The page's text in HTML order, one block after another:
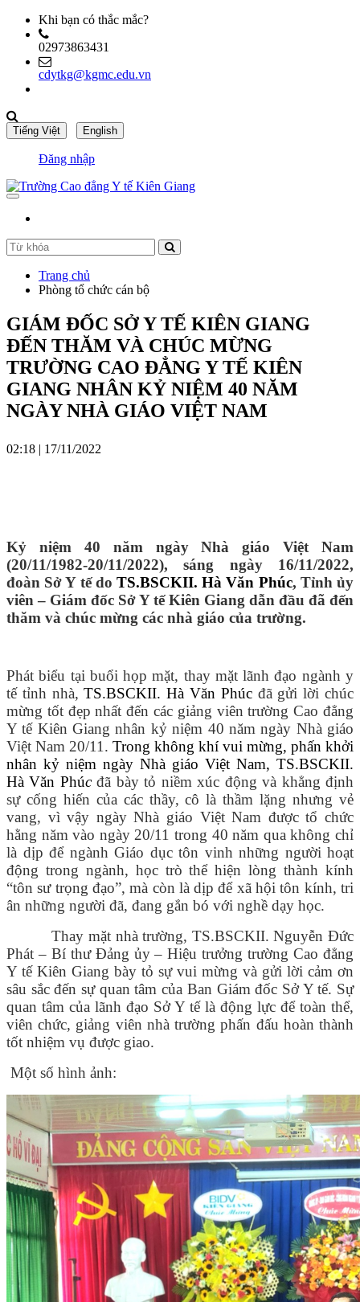
Khi bạn có thắc mắc?
02973863431
cdytkg@kgmc.edu.vn
Đăng nhập
Trang chủ
Phòng tổ chức cán bộ
GIÁM ĐỐC SỞ Y TẾ KIÊN GIANG
ĐẾN THĂM VÀ CHÚC MỪNG
TRƯỜNG CAO ĐẲNG Y TẾ KIÊN
GIANG NHÂN KỶ NIỆM 40 NĂM
NGÀY NHÀ GIÁO VIỆT NAM
02:18 | 17/11/2022
Kỷ niệm 40 năm ngày Nhà giáo Việt Nam
(20/11/1982-20/11/2022), sáng ngày 16/11/2022,
đoàn Sở Y tế do TS.BSCKII. Hà Văn Phúc, Tỉnh ủy
viên – Giám đốc Sở Y tế Kiên Giang dẫn đầu đã đến
thăm và chúc mừng các nhà giáo của trường.
Phát biểu tại buổi họp mặt, thay mặt lãnh đạo ngành y
tế tỉnh nhà,TS.BSCKII. Hà Văn Phúcđã gửi lời chúc
mừng tốt đẹp nhất đến các giảng viên trường Cao đẳng
Y tế Kiên Giang nhân kỷ niệm 40 năm ngày Nhà giáo
Việt Nam 20/11. Trong không khí vui mừng, phấn khởi
nhân kỷ niệm ngày Nhà giáo Việt Nam, TS.BSCKII.
Hà Văn Phúcđã bày tỏ niềm xúc động và khẳng định
sự cống hiến của các thầy, cô là thầm lặng nhưng vẻ
vang, vì vậy ngày Nhà giáo Việt Nam được tổ chức
hằng năm vào ngày 20/11 trong 40 năm qua không chỉ
là dịp để ngành Giáo dục tôn vinh những người hoạt
động trong ngành, học trò thể hiện lòng thành kính
“tôn sư trọng đạo”, mà còn là dịp để xã hội tôn kính, tri
ân những người đã, đang gắn bó với nghề dạy học.
Thay mặt nhà trường, TS.BSCKII. Nguyễn Đức
Phát – Bí thư Đảng ủy – Hiệu trưởng trường Cao đẳng
Y tế Kiên Giang bày tỏ sự vui mừng và gửi lời cảm ơn
sâu sắc đến sự quan tâm của Ban Giám đốc Sở Y tế. Sự
quan tâm của lãnh đạo Sở Y tế là động lực để toàn thể,
viên chức, giảng viên nhà trường phấn đấu hoàn thành
tốt nhiệm vụ được giao.
Một số hình ảnh: